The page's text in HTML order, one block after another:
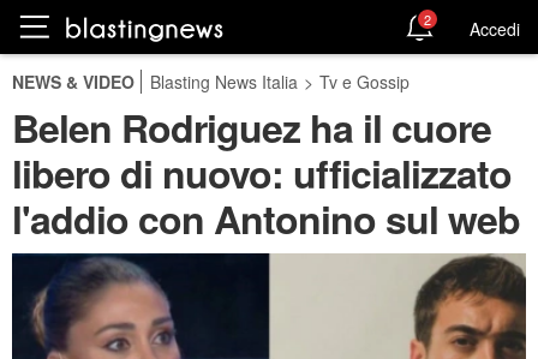
2 Accedi
NEWS & VIDEO Blasting News Italia > Tv e Gossip
Belen Rodriguez ha il cuore
libero di nuovo: ufficializzato
l'addio con Antonino sul web